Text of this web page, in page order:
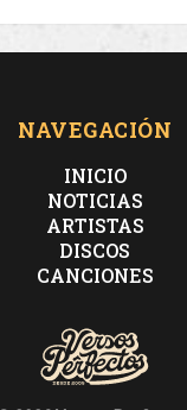
NAVEGACIÓN
INICIO
NOTICIAS
ARTISTAS
DISCOS
CANCIONES